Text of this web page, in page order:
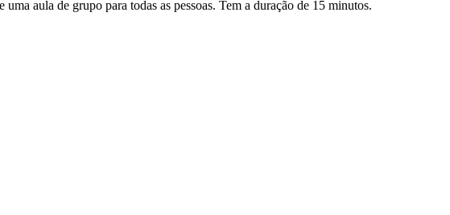
aula de grupo para todas as pessoas. Tem a duração de 15 minutos.